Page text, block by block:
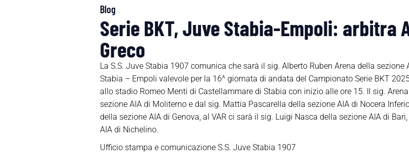
Blog
Serie BKT, Juve Stabia-Empoli: arbitra
Greco
La S.S. Juve Stabia 1907 comunica che sarà il sig. Alberto Ruben Arena della
Stabia – Empoli valevole per la 16^ giornata di andata del Campionato Serie BKT
allo stadio Romeo Menti di Castellammare di Stabia con inizio alle ore 15. Il sig.
sezione AIA di Moliterno e dal sig. Mattia Pascarella della sezione AIA di Nocera
della sezione AIA di Genova, al VAR ci sarà il sig. Luigi Nasca della sezione AIA di
AIA di Nichelino.
Ufficio stampa e comunicazione S.S. Juve Stabia 1907